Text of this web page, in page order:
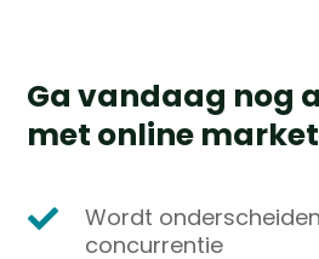
Ga vandaag nog
met online

Wordt
concurrentie